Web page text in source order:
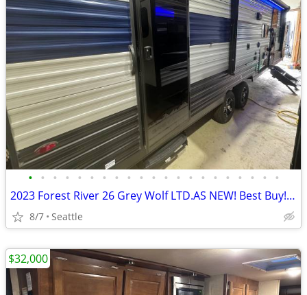
• • • • • • • • • • • • • • • • • • • • •
2023 Forest River 26 Grey Wolf LTD.AS NEW! Best Buy! FINANCE
8/7 Seattle
$32,000